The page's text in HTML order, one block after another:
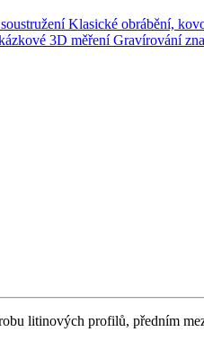
Klasické obrábění,
3D měření Gravírování
litinových profilů, předním